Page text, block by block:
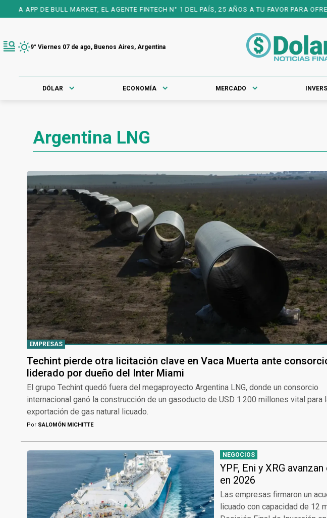
DE BULL MARKET, EL AGENTE FINTECH N° 1 DEL PAÍS, 25 AÑOS A TU FAVOR PARA OFRECERTE
9° Viernes 07 de ago, Buenos Aires, Argentina
DÓLAR ECONOMÍA MERCADO
Argentina LNG
EMPRESAS
Techint pierde otra licitación clave en Vaca Muerta ante
liderado por dueño del Inter Miami
El grupo Techint quedó fuera del megaproyecto Argentina LNG, donde un consorcio
internacional ganó la construcción de un gasoducto de USD 1.200 millones vital para
exportación de gas natural licuado.
Por SALOMÓN MICHITTE
NEGOCIOS
YPF, Eni y XRG
en 2026
Las empresas firmaron un
licuado con capacidad de 12